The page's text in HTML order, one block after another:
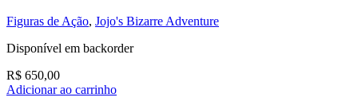
Figuras de Ação, Jojo's Bizarre Adventure
Disponível em backorder
R$ 650,00
Adicionar ao carrinho